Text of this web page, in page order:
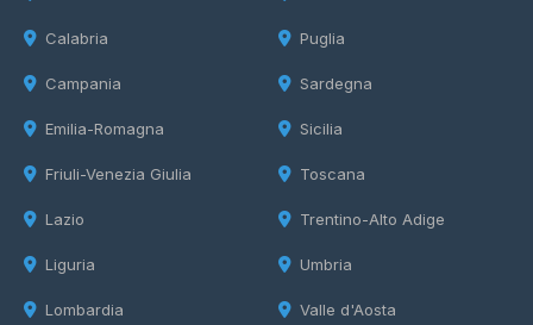
Calabria
Campania
Emilia-Romagna
Friuli-Venezia Giulia
Lazio
Liguria
Lombardia
Puglia
Sardegna
Sicilia
Toscana
Trentino-Alto Adige
Umbria
Valle d'Aosta